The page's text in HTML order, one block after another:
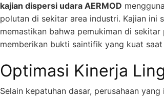
kajian dispersi udara AERMOD
polutan di sekitar area industri. Kajian ini
memastikan bahwa pemukiman di
memberikan bukti saintifik yang kuat
Optimasi Kinerja
Selain kepatuhan dasar, perusahaan